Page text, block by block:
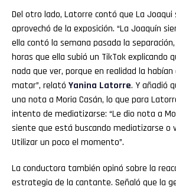
Del otro lado, Latorre contó que La Joaqui
aprovechó de la exposición. “La Joaquín
ella contó la semana pasada la
horas que ella subió un TikTok explicando
nada que ver, porque en realidad la
matar”, relató Yanina Latorre. Y añadió
una nota a Moria Casán, lo que para
intento de mediatizarse: “Le dio nota a
siente que está buscando mediatizarse o
Utilizar un poco el momento”.
La conductora también opinó sobre la
estrategia de la cantante. Señaló que la